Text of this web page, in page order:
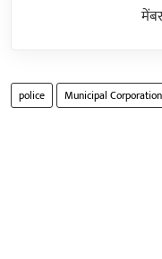
police Municipal Corporation